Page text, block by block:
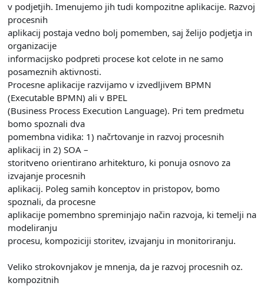
v podjetjih. Imenujemo jih tudi kompozitne aplikacije. Razvoj
procesnih
aplikacij postaja vedno bolj pomemben, saj želijo podjetja in
organizacije
informacijsko podpreti procese kot celote in ne samo
posameznih aktivnosti.
Procesne aplikacije razvijamo v izvedljivem BPMN
(Executable BPMN) ali v BPEL
(Business Process Execution Language). Pri tem predmetu
bomo spoznali dva
pomembna vidika: 1) načrtovanje in razvoj procesnih
aplikacij in 2) SOA –
storitveno orientirano arhitekturo, ki ponuja osnovo za
izvajanje procesnih
aplikacij. Poleg samih konceptov in pristopov, bomo
spoznali, da procesne
aplikacije pomembno spreminjajo način razvoja, ki temelji na
modeliranju
procesu, kompoziciji storitev, izvajanju in monitoriranju.
Veliko strokovnjakov je mnenja, da je razvoj procesnih oz.
kompozitnih